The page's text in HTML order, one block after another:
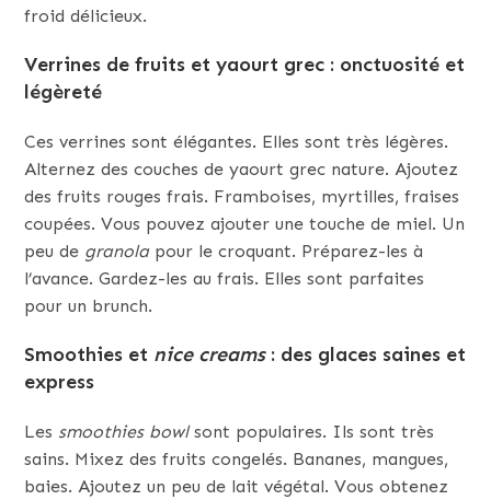
froid délicieux.
Verrines de fruits et yaourt grec : onctuosité et
légèreté
Ces verrines sont élégantes. Elles sont très légères.
Alternez des couches de yaourt grec nature. Ajoutez
des fruits rouges frais. Framboises, myrtilles, fraises
coupées. Vous pouvez ajouter une touche de miel. Un
peu de granolapour le croquant. Préparez-les à
l’avance. Gardez-les au frais. Elles sont parfaites
pour un brunch.
Smoothies et nice creams: des glaces saines et
express
Les smoothies bowlsont populaires. Ils sont très
sains. Mixez des fruits congelés. Bananes, mangues,
baies. Ajoutez un peu de lait végétal. Vous obtenez